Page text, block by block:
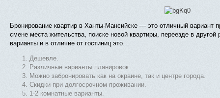
Бронирование квартир в Ханты-Мансийске — это отличный вариант
смене места жительства, поиске новой квартиры, переезде в
варианты и в отличие от гостиниц это…
Дешевле.
Различные варианты планировок.
Можно забронировать как на окраине, так и центре города.
Скидки при долгосрочном проживании.
1-2 комнатные варианты.